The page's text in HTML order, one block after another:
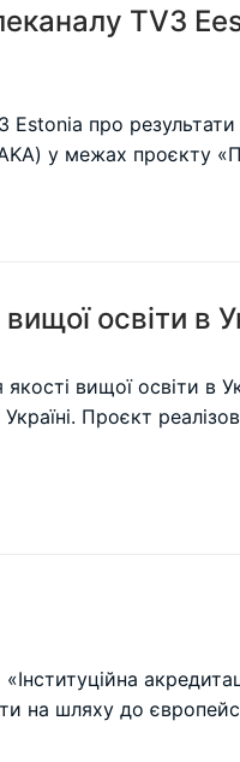
TV3
про результати
у межах проєкту
освіти в
вищої освіти в
Проєкт
на шляху до